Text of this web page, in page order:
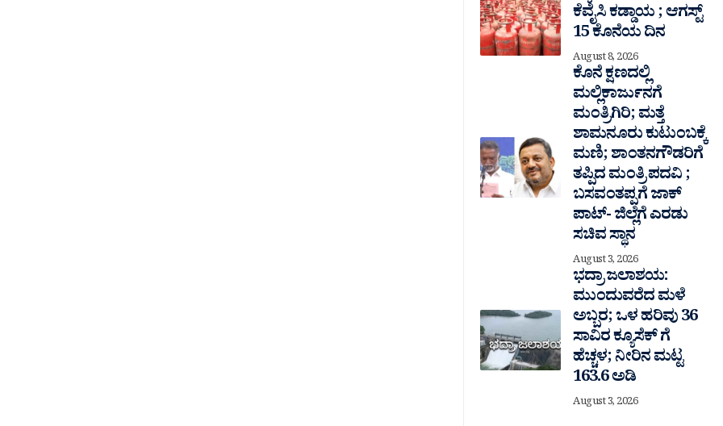
ಕೆವೈಸಿ ಕಡ್ಡಾಯ ; ಆಗಸ್ಟ್
15 ಕೊನೆಯ ದಿನ
August 8, 2026
ಕೊನೆ ಕ್ಷಣದಲ್ಲಿ
ಮಲ್ಲಿಕಾರ್ಜುನಗೆ
ಮಂತ್ರಿಗಿರಿ; ಮತ್ತೆ
ಶಾಮನೂರು ಕುಟುಂಬಕ್ಕೆ
ಮಣಿ; ಶಾಂತನಗೌಡರಿಗೆ
ತಪ್ಪಿದ ಮಂತ್ರಿ ಪದವಿ ;
ಬಸವಂತಪ್ಪಗೆ ಜಾಕ್
ಪಾಟ್- ಜಿಲ್ಲೆಗೆ ಎರಡು
ಸಚಿವ ಸ್ಥಾನ
August 3, 2026
ಭದ್ರಾ ಜಲಾಶಯ:
ಮುಂದುವರೆದ ಮಳೆ
ಅಬ್ಬರ; ಒಳ ಹರಿವು 36
ಸಾವಿರ‌ ಕ್ಯೂಸೆಕ್ ಗೆ
ಹೆಚ್ಚಳ; ನೀರಿನ ಮಟ್ಟ
163.6 ಅಡಿ
August 3, 2026